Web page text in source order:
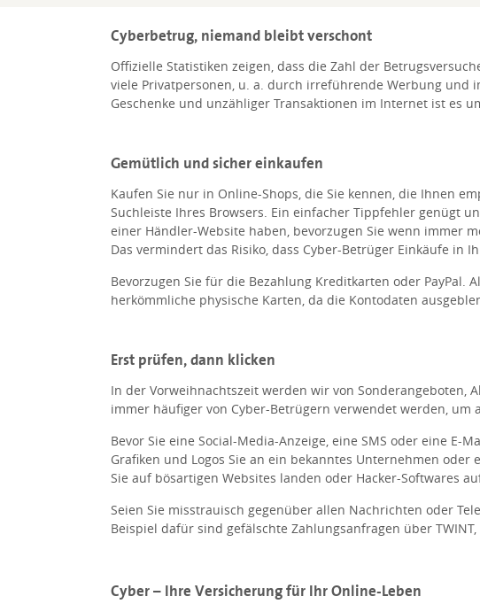
Cyberbetrug, niemand bleibt verschont
Offizielle Statistiken zeigen, dass die Zahl der
viele Privatpersonen, u. a. durch irreführende Werbung und
Geschenke und unzähliger Transaktionen im Internet ist es
Gemütlich und sicher einkaufen
Kaufen Sie nur in Online-Shops, die Sie kennen, die Ihnen
Suchleiste Ihres Browsers. Ein einfacher Tippfehler genügt
einer Händler-Website haben, bevorzugen Sie wenn immer
Das vermindert das Risiko, dass Cyber-Betrüger Einkäufe in
Bevorzugen Sie für die Bezahlung Kreditkarten oder
herkömmliche physische Karten, da die Kontodaten
Erst prüfen, dann klicken
In der Vorweihnachtszeit werden wir von Sonderangeboten,
immer häufiger von Cyber-Betrügern verwendet werden, um
Bevor Sie eine Social-Media-Anzeige, eine SMS oder eine
Grafiken und Logos Sie an ein bekanntes Unternehmen
Sie auf bösartigen Websites landen oder Hacker-Softwares
Seien Sie misstrauisch gegenüber allen Nachrichten oder
Beispiel dafür sind gefälschte Zahlungsanfragen über
Cyber – Ihre Versicherung für Ihr Online-Leben